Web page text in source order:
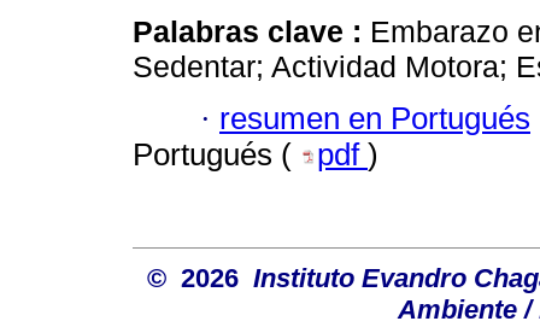
Palabras clave : Embarazo
Sedentar; Actividad Motora;
· resumen en Portugués
Portugués (
pdf )
© 2026 Instituto Evandro
Ambiente /